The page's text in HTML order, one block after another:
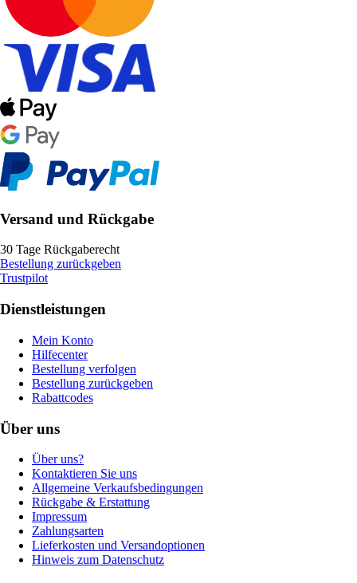
Versand und Rückgabe
30 Tage Rückgaberecht
Bestellung zurückgeben
Trustpilot
Dienstleistungen
Mein Konto
Hilfecenter
Bestellung verfolgen
Bestellung zurückgeben
Rabattcodes
Über uns
Über uns?
Kontaktieren Sie uns
Allgemeine Verkaufsbedingungen
Rückgabe & Erstattung
Impressum
Zahlungsarten
Lieferkosten und Versandoptionen
Hinweis zum Datenschutz